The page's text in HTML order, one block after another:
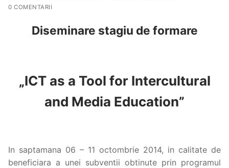
0 COMENTARII
Diseminare stagiu de formare
„ICT as a Tool for Intercultural
and Media Education”
In saptamana 06 – 11 octombrie 2014, in calitate de
beneficiara a unei subventii obtinute prin programul